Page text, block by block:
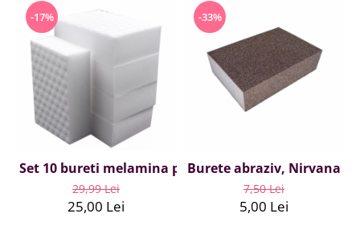
-17%
Set 10 bureti melamina profesionali, Nirvana Impex,
29,99 Lei
25,00 Lei
-33%
Burete abraziv, Nirvana
7,50 Lei
5,00 Lei